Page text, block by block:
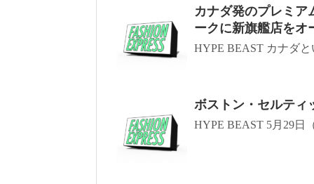
カナダ発のプレミア
ークに新旗艦店をオ
HYPE BEAST カナダ
ボストン・セルティ
HYPE BEAST 5月29日